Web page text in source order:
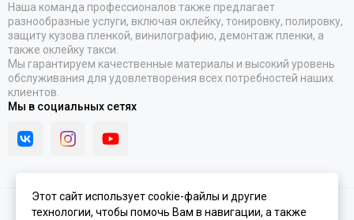
Наша команда профессионалов также предлагает
разнообразные услуги, включая оклейку, тонировку, полировку,
защиту кузова пленкой, винилографию, демонтаж пленки, а
также оклейку такси.
Мы гарантируем качественные материалы и высокий уровень
обслуживания для удовлетворения всех потребностей наших
клиентов.
Мы в социальных сетях
2026 © Lambox.ru.Карта сайта
Этот сайт использует cookie-файлы и другие
технологии, чтобы помочь Вам в навигации, а также